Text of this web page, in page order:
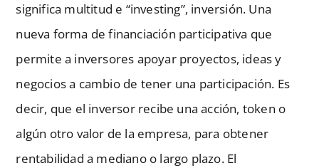
significa multitud e “investing”, inversión. Una
nueva forma de financiación participativa que
permite a inversores apoyar proyectos, ideas y
negocios a cambio de tener una participación. Es
decir, que el inversor recibe una acción, token o
algún otro valor de la empresa, para obtener
rentabilidad a mediano o largo plazo. El